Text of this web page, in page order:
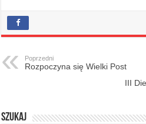
Poprzedni
Rozpoczyna się Wielki Post
III
Szukaj